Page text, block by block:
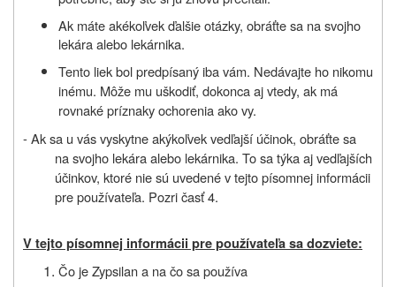
Ak máte akékoľvek ďalšie otázky, obráťte sa na svojho
lekára alebo lekárnika.
Tento liek bol predpísaný iba vám. Nedávajte ho nikomu
inému. Môže mu uškodiť, dokonca aj vtedy, ak má
rovnaké príznaky ochorenia ako vy.
- Ak sa u vás vyskytne akýkoľvek vedľajší účinok, obráťte sa
na svojho lekára alebo lekárnika. To sa týka aj vedľajších
účinkov, ktoré nie sú uvedené v tejto písomnej informácii
pre používateľa. Pozri časť 4.
V tejto písomnej informácii pre používateľa sa dozviete:
Čo je Zypsilana na čo sa používa